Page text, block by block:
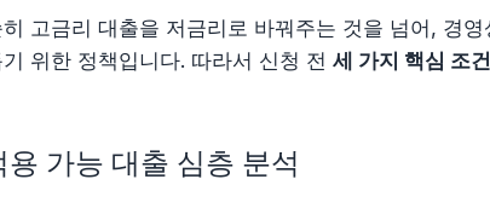
고금리 대출을 저금리로 바꿔주는 것을 넘어, 경
위한 정책입니다. 따라서 신청 전세 가지 핵심 조건
용 가능 대출 심층 분석